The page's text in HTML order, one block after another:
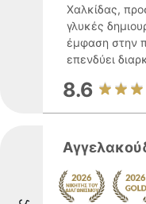
Χαλκίδας,
γλυκές
έμφαση στην
επενδύει
8.6